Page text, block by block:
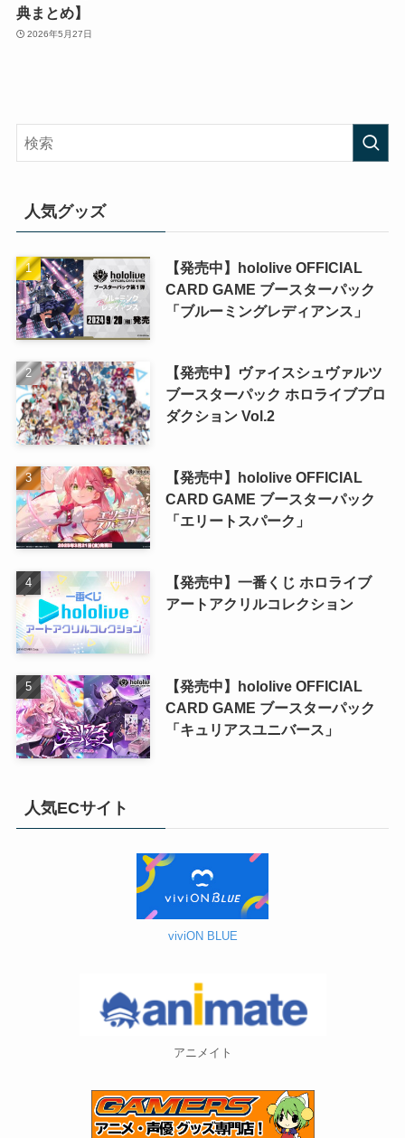
典まとめ】
2026年5月27日
人気グッズ
【発売中】hololive OFFICIAL
CARD GAME ブースターパック
「ブルーミングレディアンス」
【発売中】ヴァイスシュヴァルツ
ブースターパック ホロライブプロ
ダクション Vol.2
【発売中】hololive OFFICIAL
CARD GAME ブースターパック
「エリートスパーク」
【発売中】一番くじ ホロライブ
アートアクリルコレクション
【発売中】hololive OFFICIAL
CARD GAME ブースターパック
「キュリアスユニバース」
人気ECサイト
viviON BLUE
アニメイト